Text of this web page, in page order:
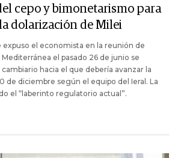
cepo y bimonetarismo para
dolarización de Milei
expuso el economista en la reunión de
el pasado 26 de junio se
hacia el que debería avanzar la
de diciembre según el equipo del Ieral. La
el “laberinto regulatorio actual”.